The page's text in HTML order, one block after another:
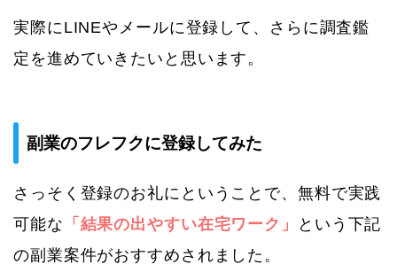
実際にLINEやメールに登録して、さらに調査鑑
定を進めていきたいと思います。
副業のフレフクに登録してみた
さっそく登録のお礼にということで、無料で実践
可能な 「結果の出やすい在宅ワーク」
という下記
の副業案件がおすすめされました。